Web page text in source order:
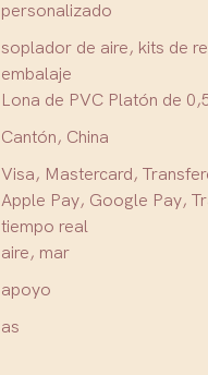
personalizado
soplador de aire, kits de
embalaje
Lona de PVC Platón de
Cantón, China
Visa, Mastercard,
Apple Pay, Google Pay,
tiempo real
aire, mar
apoyo
as